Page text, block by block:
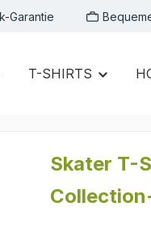
Garantie
T-SHIRTS
Skater T-